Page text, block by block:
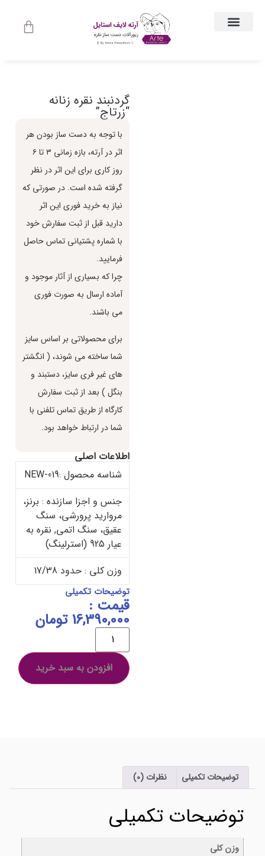
گردنبند نقره زنانه
“زرتاج”
با توجه به دست ساز بودن هر
اثر در آرته، بازه زماني ٣ تا ٦
روز كاري براي اين اثر در نظر
گرفته شده است. در صورتي كه
نياز به خريد فوري اين اثر
داريد قبل از ثبت سفارش خود
با شماره پشتياني تماس حاصل
فرماييد.
چرا كه بسياري از آثار موجود و
آماده ارسال به صورت فوري
مي باشند.
براي محصولاتي بر اساس سايز
شما ساخته مي شوند، ( انگشتر
هاي غير فري سايز، دستبند و
بنگل ) بعد از ثبت سفارش
كارگاه از طريق تماس تلفني با
شما در ارتباط خواهد بود.
اطلاعات اصلی
شناسه محصول :NEW-019
جنس و اجزا سازنده : برنز،
مروارید پرورشی، سنگ
عقیق، سنگ اتمی, نقره به
عیار 925 (استرلینگ)
وزن کلی : حدود 17/38
توضیحات تکمیلی
قیمت :
16,390,000 تومان
افزودن به سبد خرید
توضیحات تکمیلی نظرات (0)
توضیحات تکمیلی
وزن کلی